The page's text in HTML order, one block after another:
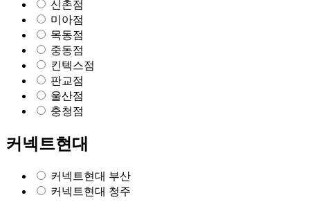
신촌점
미아점
목동점
중동점
킨텍스점
판교점
울산점
충청점
커넥트현대
커넥트현대 부산
커넥트현대 청주